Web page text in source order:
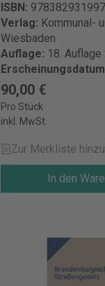
ISBN:
Verlag: Kommunal-
Wiesbaden
Auflage: 18. Auflage
90,00 €
Pro Stück
inkl. MwSt.
Zur Merkliste
In den